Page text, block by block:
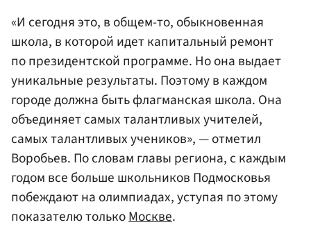
«И сегодня это, в общем-то, обыкновенная
школа, в которой идет капитальный ремонт
по президентской программе. Но она выдает
уникальные результаты. Поэтому в каждом
городе должна быть флагманская школа. Она
объединяет самых талантливых учителей,
самых талантливых учеников», — отметил
Воробьев. По словам главы региона, с каждым
годом все больше школьников Подмосковья
побеждают на олимпиадах, уступая по этому
показателю толькоМоскве.